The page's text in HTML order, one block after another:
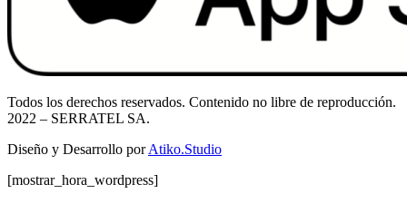
Todos los derechos reservados. Contenido no libre de reproducción.
2022 – SERRATEL SA.
Diseño y Desarrollo porAtiko.Studio
[mostrar_hora_wordpress]